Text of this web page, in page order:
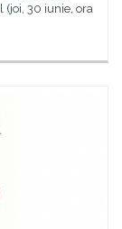
30 iunie, ora